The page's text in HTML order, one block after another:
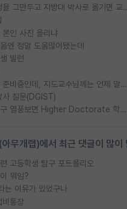
SSH 박사과정을 그만두고
본인 사진 올리냐
엔 정말 도움많이됐는데
빌런
타대학원 컨텍 준비중인데, 지도교수님께는 언제 말씀드려야 할까요?
사 질문(DGIST)
우리나라도 학구 열풍보면 Higher Doctorate 학위가 필요하다고 봅니다.
무개랩)에서 최근 댓글이 많이
고등학생 탐구 포트폴리오
뭐임?
는 이유가 있었구나
비통장